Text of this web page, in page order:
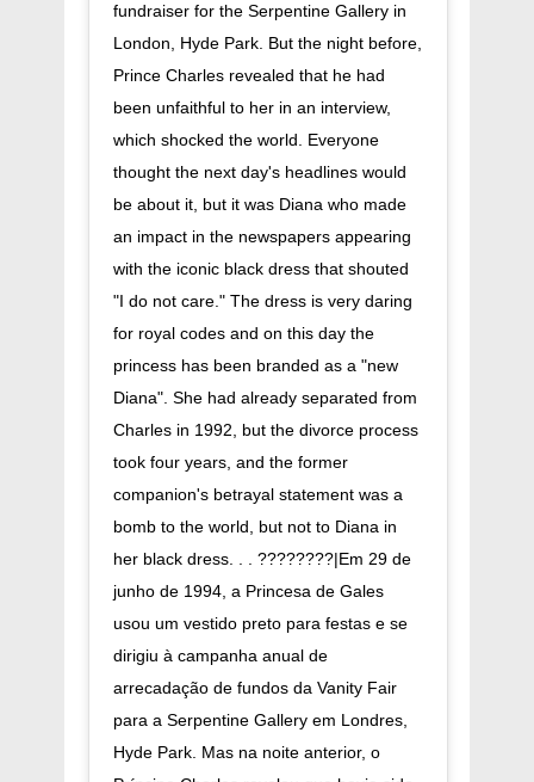
fundraiser for the Serpentine Gallery in
London, Hyde Park. But the night before,
Prince Charles revealed that he had
been unfaithful to her in an interview,
which shocked the world. Everyone
thought the next day's headlines would
be about it, but it was Diana who made
an impact in the newspapers appearing
with the iconic black dress that shouted
"I do not care." The dress is very daring
for royal codes and on this day the
princess has been branded as a "new
Diana". She had already separated from
Charles in 1992, but the divorce process
took four years, and the former
companion's betrayal statement was a
bomb to the world, but not to Diana in
her black dress. . . ????????|Em 29 de
junho de 1994, a Princesa de Gales
usou um vestido preto para festas e se
dirigiu à campanha anual de
arrecadação de fundos da Vanity Fair
para a Serpentine Gallery em Londres,
Hyde Park. Mas na noite anterior, o